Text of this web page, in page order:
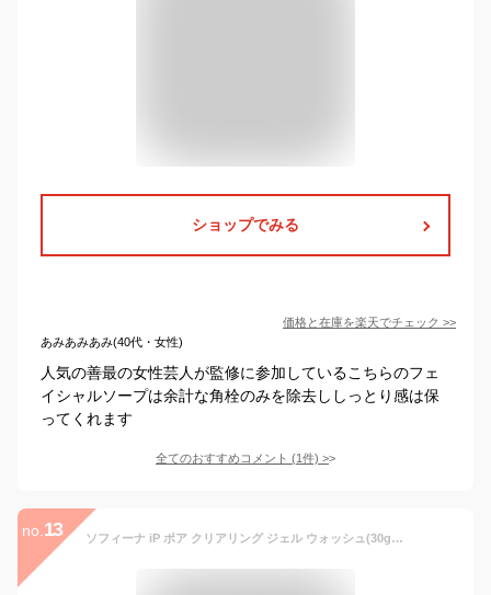
ショップでみる
価格と在庫を楽天でチェック >>
あみあみあみ(40代・女性)
人気の善最の女性芸人が監修に参加しているこちらのフェ
イシャルソープは余計な角栓のみを除去ししっとり感は保
ってくれます
全てのおすすめコメント (1件) >
no. 13 ソフィーナ iP ポア クリアリング ジェル ウォッシュ(30g)【ソフィーナiP】[洗顔 角栓 毛穴 美容液 しっとり 炭 ソフィーナ iP]